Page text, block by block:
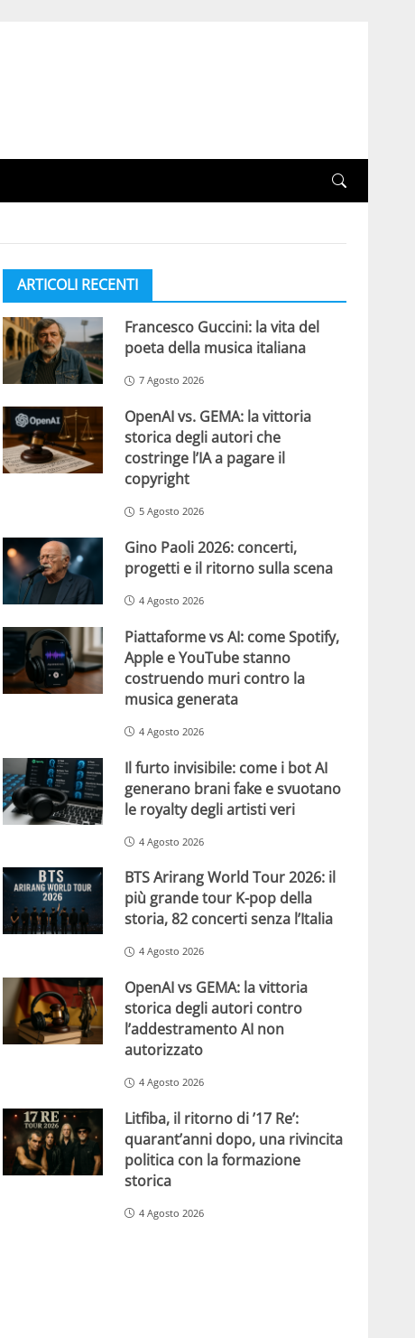
ARTICOLI RECENTI
Francesco Guccini: la vita del
poeta della musica italiana
7 Agosto 2026
OpenAI vs. GEMA: la vittoria
storica degli autori che
costringe l’IA a pagare il
copyright
5 Agosto 2026
Gino Paoli 2026: concerti,
progetti e il ritorno sulla scena
4 Agosto 2026
Piattaforme vs AI: come Spotify,
Apple e YouTube stanno
costruendo muri contro la
musica generata
4 Agosto 2026
Il furto invisibile: come i bot AI
generano brani fake e svuotano
le royalty degli artisti veri
4 Agosto 2026
BTS Arirang World Tour 2026: il
più grande tour K-pop della
storia, 82 concerti senza l’Italia
4 Agosto 2026
OpenAI vs GEMA: la vittoria
storica degli autori contro
l’addestramento AI non
autorizzato
4 Agosto 2026
Litfiba, il ritorno di ’17 Re’:
quarant’anni dopo, una rivincita
politica con la formazione
storica
4 Agosto 2026